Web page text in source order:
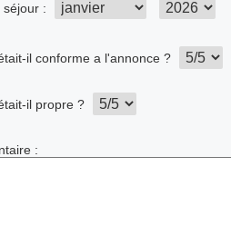
séjour :
il conforme a l'annonce ?
il propre ?
: